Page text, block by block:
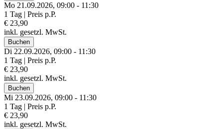
Mo 21.09.2026, 09:00 - 11:30
1 Tag | Preis p.P.
€ 23,90
inkl. gesetzl. MwSt.
Buchen
Di 22.09.2026, 09:00 - 11:30
1 Tag | Preis p.P.
€ 23,90
inkl. gesetzl. MwSt.
Buchen
Mi 23.09.2026, 09:00 - 11:30
1 Tag | Preis p.P.
€ 23,90
inkl. gesetzl. MwSt.